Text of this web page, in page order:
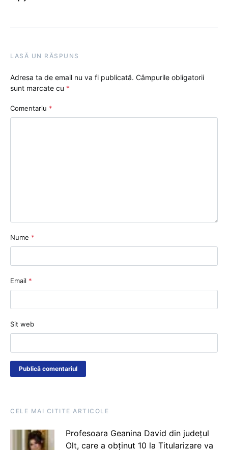
LASĂ UN RĂSPUNS
Adresa ta de email nu va fi publicată. Câmpurile obligatorii
sunt marcate cu *
Comentariu *
Nume *
Email *
Sit web
CELE MAI CITITE ARTICOLE
Profesoara Geanina David din județul
Olt, care a obținut 10 la Titularizare va